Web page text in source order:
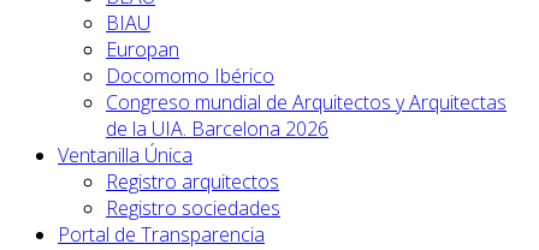
BIAU
Europan
Docomomo Ibérico
Congreso mundial de Arquitectos y Arquitectas
de la UIA. Barcelona 2026
Ventanilla Única
Registro arquitectos
Registro sociedades
Portal de Transparencia